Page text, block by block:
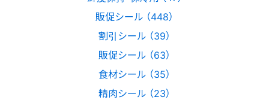
販促シール （448）
割引シール （39）
販促シール （63）
食材シール （35）
精肉シール （23）